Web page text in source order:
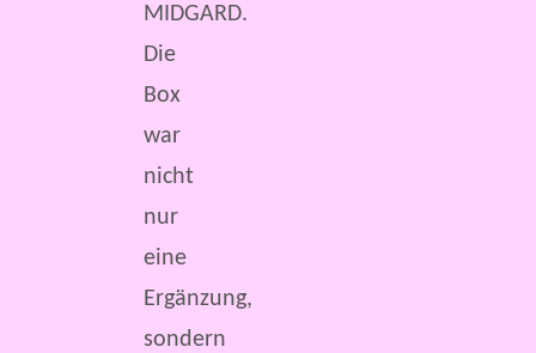
MIDGARD.
Die
Box
war
nicht
nur
eine
Ergänzung,
sondern